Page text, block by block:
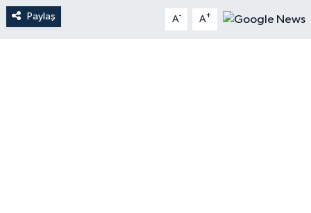
Paylaş A- A+
Kültür Sanat
Son Dakika Haberleri